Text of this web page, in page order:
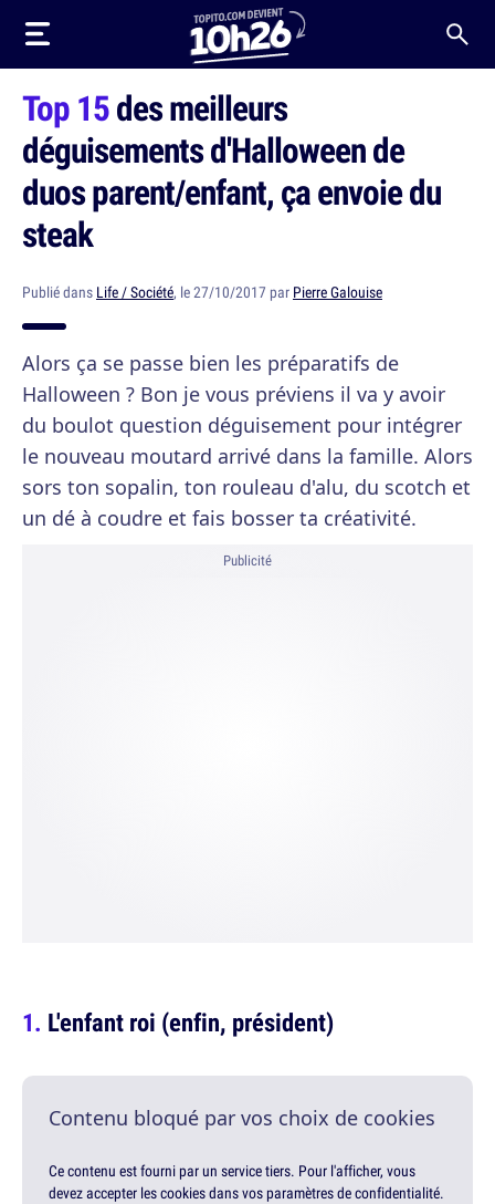
Top 15des meilleurs
déguisements d'Halloween de
duos parent/enfant, ça envoie du
steak
Publié dans Life / Société, le 27/10/2017 par Pierre Galouise
Alors ça se passe bien les préparatifs de
Halloween ? Bon je vous préviens il va y avoir
du boulot question déguisement pour intégrer
le nouveau moutard arrivé dans la famille. Alors
sors ton sopalin, ton rouleau d'alu, du scotch et
un dé à coudre et fais bosser ta créativité.
Publicité
L'enfant roi (enfin, président)
Contenu bloqué par vos choix de cookies
Ce contenu est fourni par un service tiers. Pour l'afficher, vous
devez accepter les cookies dans vos paramètres de confidentialité.